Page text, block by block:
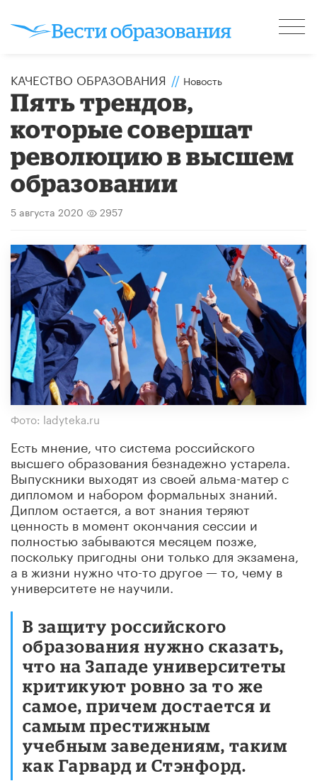
КАЧЕСТВО ОБРАЗОВАНИЯ // Новость
Пять трендов,
которые совершат
революцию в высшем
образовании
5 августа 2020 2957
Фото: ladyteka.ru
Есть мнение, что система российского
высшего образования безнадежно устарела.
Выпускники выходят из своей альма-матер с
дипломом и набором формальных знаний.
Диплом остается, а вот знания теряют
ценность в момент окончания сессии и
полностью забываются месяцем позже,
поскольку пригодны они только для экзамена,
а в жизни нужно что-то другое — то, чему в
университете не научили.
В защиту российского
образования нужно сказать,
что на Западе университеты
критикуют ровно за то же
самое, причем достается и
самым престижным
учебным заведениям, таким
как Гарвард и Стэнфорд.